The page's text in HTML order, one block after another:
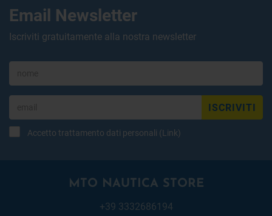
Email Newsletter
Iscriviti gratuitamente alla nostra newsletter
ISCRIVITI
Accetto trattamento dati personali (Link)
MTO NAUTICA STORE
+39 3332686194